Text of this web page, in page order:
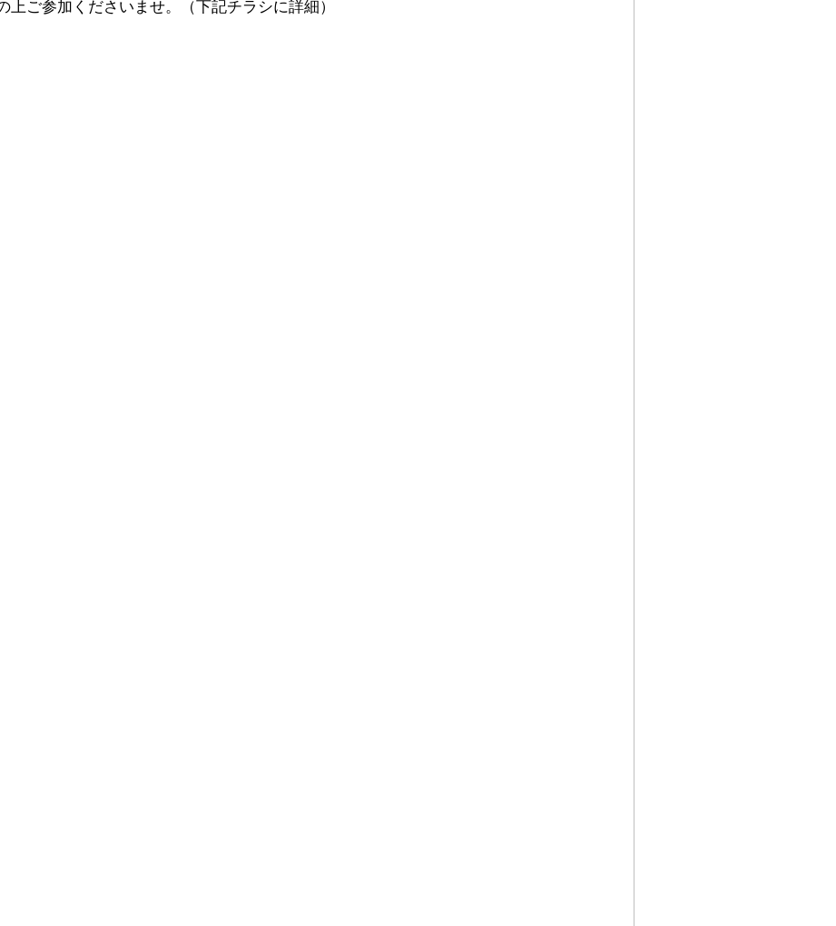
上ご参加くださいませ。（下記チラシに詳細）